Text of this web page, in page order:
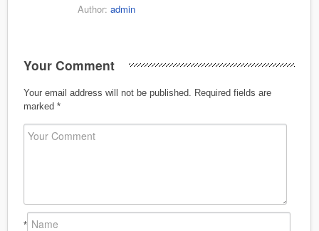
Author: admin
Your Comment
Your email address will not be published.
Required fields are
marked *
*